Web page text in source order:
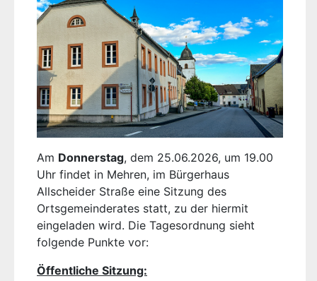
Am Donnerstag, dem 25.06.2026, um 19.00
Uhr findet in Mehren, im Bürgerhaus
Allscheider Straße eine Sitzung des
Ortsgemeinderates statt, zu der hiermit
eingeladen wird. Die Tagesordnung sieht
folgende Punkte vor:
Öffentliche Sitzung: